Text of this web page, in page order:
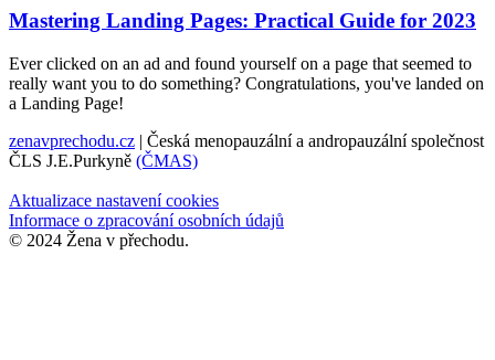
Mastering Landing Pages: Practical Guide for 2023
Ever clicked on an ad and found yourself on a page that seemed to
really want you to do something? Congratulations, you've landed on
a Landing Page!
zenavprechodu.cz | Česká menopauzální a andropauzální společnost
ČLS J.E.Purkyně (ČMAS)
Aktualizace nastavení cookies
Informace o zpracování osobních údajů
© 2024 Žena v přechodu.